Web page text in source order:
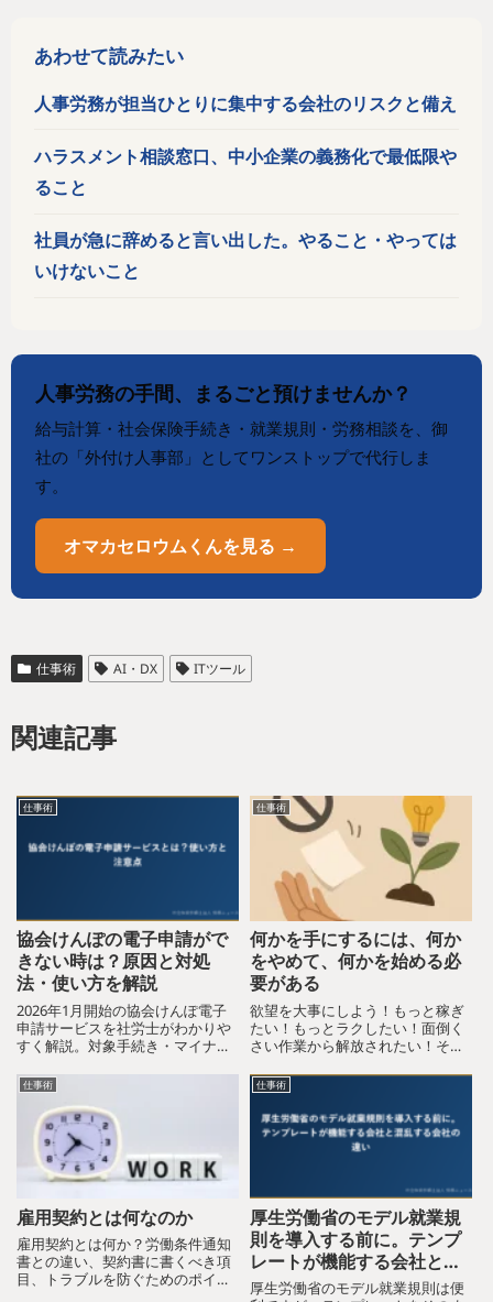
あわせて読みたい
人事労務が担当ひとりに集中する会社のリスクと備え
ハラスメント相談窓口、中小企業の義務化で最低限や
ること
社員が急に辞めると言い出した。やること・やっては
いけないこと
人事労務の手間、まるごと預けませんか？
給与計算・社会保険手続き・就業規則・労務相談を、御
社の「外付け人事部」としてワンストップで代行しま
す。
オマカセロウムくんを見る →
仕事術 AI・DX ITツール
関連記事
仕事術
協会けんぽの電子申請がで
きない時は？原因と対処
法・使い方を解説
2026年1月開始の協会けんぽ電子
申請サービスを社労士がわかりや
すく解説。対象手続き・マイナン
Govとの違い・企業がやるべき準
備まで、中小企業の経営者・人事
担当者向けにまとめました。
仕事術
何かを手にするには、何か
をやめて、何かを始める必
要がある
欲望を大事にしよう！もっと稼ぎ
たい！もっとラクしたい！面倒く
さい作業から解放されたい！その
は行動の原動力です。「このまま
でいい」と思っている人は、変化
も成長もありません。欲しいもの
があるなら、その気持ちを出発
仕事術
雇用契約とは何なのか
雇用契約とは何か？労働条件通知
書との違い、契約書に書くべき項
目、トラブルを防ぐためのポイン
仕事術
厚生労働省のモデル就業規
則を導入する前に。テンプ
レートが機能する会社と混
乱する会社の違い
厚生労働省のモデル就業規則は便